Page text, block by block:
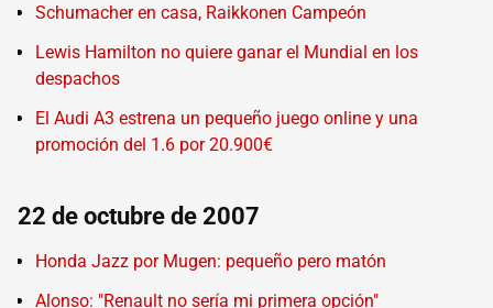
Schumacher en casa, Raikkonen Campeón
Lewis Hamilton no quiere ganar el Mundial en los
despachos
El Audi A3 estrena un pequeño juego online y una
promoción del 1.6 por 20.900€
22 de octubre de 2007
Honda Jazz por Mugen: pequeño pero matón
Alonso: "Renault no sería mi primera opción"